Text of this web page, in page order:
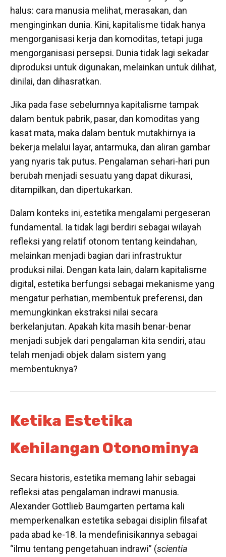
halus: cara manusia melihat, merasakan, dan
menginginkan dunia. Kini, kapitalisme tidak hanya
mengorganisasi kerja dan komoditas, tetapi juga
mengorganisasi persepsi. Dunia tidak lagi sekadar
diproduksi untuk digunakan, melainkan untuk dilihat,
dinilai, dan dihasratkan.
Jika pada fase sebelumnya kapitalisme tampak
dalam bentuk pabrik, pasar, dan komoditas yang
kasat mata, maka dalam bentuk mutakhirnya ia
bekerja melalui layar, antarmuka, dan aliran gambar
yang nyaris tak putus. Pengalaman sehari-hari pun
berubah menjadi sesuatu yang dapat dikurasi,
ditampilkan, dan dipertukarkan.
Dalam konteks ini, estetika mengalami pergeseran
fundamental. Ia tidak lagi berdiri sebagai wilayah
refleksi yang relatif otonom tentang keindahan,
melainkan menjadi bagian dari infrastruktur
produksi nilai. Dengan kata lain, dalam kapitalisme
digital, estetika berfungsi sebagai mekanisme yang
mengatur perhatian, membentuk preferensi, dan
memungkinkan ekstraksi nilai secara
berkelanjutan. Apakah kita masih benar-benar
menjadi subjek dari pengalaman kita sendiri, atau
telah menjadi objek dalam sistem yang
membentuknya?
Ketika Estetika
Kehilangan Otonominya
Secara historis, estetika memang lahir sebagai
refleksi atas pengalaman indrawi manusia.
Alexander Gottlieb Baumgarten pertama kali
memperkenalkan estetika sebagai disiplin filsafat
pada abad ke-18. Ia mendefinisikannya sebagai
“ilmu tentang pengetahuan indrawi” (scientia